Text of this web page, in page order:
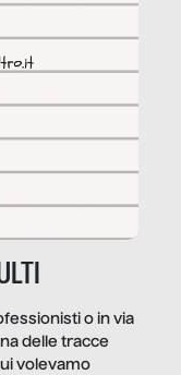
o in via
delle tracce
volevamo